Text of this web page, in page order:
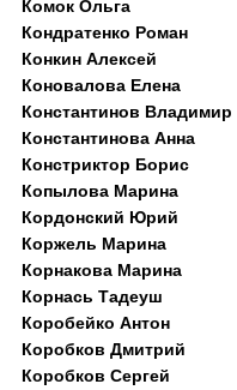
Комок Ольга
Кондратенко Роман
Конкин Алексей
Коновалова Елена
Константинов Владимир
Константинова Анна
Констриктор Борис
Копылова Марина
Кордонский Юрий
Коржель Марина
Корнакова Марина
Корнась Тадеуш
Коробейко Антон
Коробков Дмитрий
Коробков Сергей